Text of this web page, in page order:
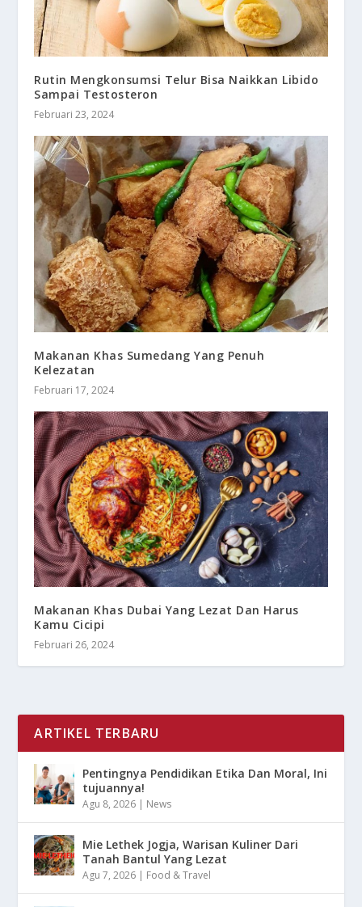
Rutin Mengkonsumsi Telur Bisa Naikkan Libido
Sampai Testosteron
Februari 23, 2024
Makanan Khas Sumedang Yang Penuh
Kelezatan
Februari 17, 2024
Makanan Khas Dubai Yang Lezat Dan Harus
Kamu Cicipi
Februari 26, 2024
ARTIKEL TERBARU
Pentingnya Pendidikan Etika Dan Moral, Ini
tujuannya!
Agu 8, 2026 | News
Mie Lethek Jogja, Warisan Kuliner Dari
Tanah Bantul Yang Lezat
Agu 7, 2026 | Food & Travel